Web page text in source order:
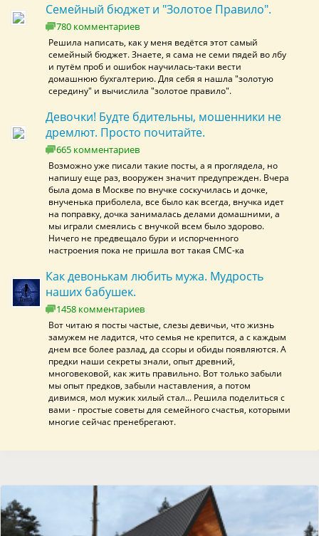
Семейный бюджет и "Золотое Правило".
780 комментариев
Решила написать, как у меня ведётся этот самый
семейный бюджет. Знаете, я сама не семи пядей во лбу
и путём проб и ошибок научилась-таки вести
домашнюю бухгалтерию. Для себя я нашла "золотую
середину" и вычислила "золотое правило".
Девочки! Будте бдительны, мошенники не
дремлют. Просто почитайте.
665 комментариев
Возможно уже писали такие посты, а я проглядела, но
напишу еще раз, вооружен значит предупрежден. Вчера
была дома в Москве по внучке соскучилась и дочке,
внученька приболела, все было как всегда, внучка идет
на поправку, дочка занималась делами домашними, а
мы играли смеялись с внучкой всем было здорово.
Ничего не предвещало бури и испорченного
настроения пока не пришла вот такая СМС-ка
Как девонькам любить мужа. Мудрость
наших бабушек.
1458 комментариев
Вот читаю я посты частые, слезы девичьи, что жизнь
замужем не ладится, что семья не крепится, а с каждым
днем все более разлад, да ссоры и обиды появляются. А
предки наши секреты знали, опыт древний,
многовековой, как жить правильно. Вот только забыли
мы опыт предков, забыли наставления, а потом
дивимся, мол мужик хилый стал... Решила поделиться с
вами - простые советы для семейного счастья, которыми
многие сейчас пренебрегают.